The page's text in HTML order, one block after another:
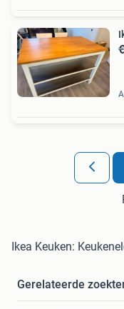
Ikea Keuken:
Gerelateerde